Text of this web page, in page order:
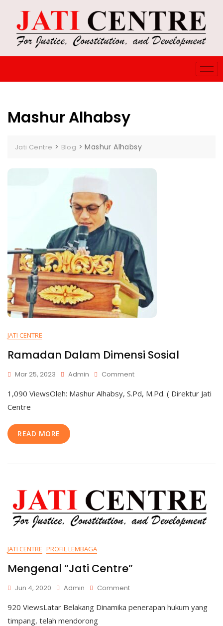
Mashur Alhabsy
Jati Centre > Blog >Mashur Alhabsy
JATI CENTRE
Ramadan Dalam Dimensi Sosial
Mar 25, 2023 Admin Comment
1,090 ViewsOleh: Mashur Alhabsy, S.Pd, M.Pd. ( Direktur Jati
Centre
READ MORE
JATI CENTRE PROFIL LEMBAGA
Mengenal “Jati Centre”
Jun 4, 2020 Admin Comment
920 ViewsLatar Belakang Dinamika penerapan hukum yang
timpang, telah mendorong